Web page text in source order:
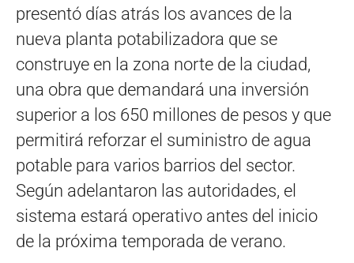
presentó días atrás los avances de la
nueva planta potabilizadora que se
construye en la zona norte de la ciudad,
una obra que demandará una inversión
superior a los 650 millones de pesos y que
permitirá reforzar el suministro de agua
potable para varios barrios del sector.
Según adelantaron las autoridades, el
sistema estará operativo antes del inicio
de la próxima temporada de verano.